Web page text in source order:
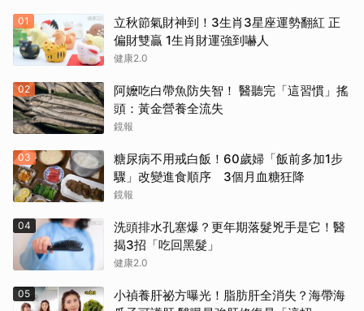
01
立秋節氣財神到！3生肖3星座運勢翻紅 正
偏財雙贏 1生肖財運強到嚇人
健康2.0
02
阿嬤吃白帶魚防失智！ 醫聽完「這習慣」搖
頭：黃金營養全流失
鏡報
03
糖尿病不用戒白飯！60歲婦「飯前多加1步
驟」改變進食順序 3個月血糖狂降
鏡報
04
洗頭排水孔塞爆？更年期落髮兇手是它！醫
揭3招「吃回黑髮」
健康2.0
05
小禎養肝祕方曝光！脂肪肝全消失？海帶海